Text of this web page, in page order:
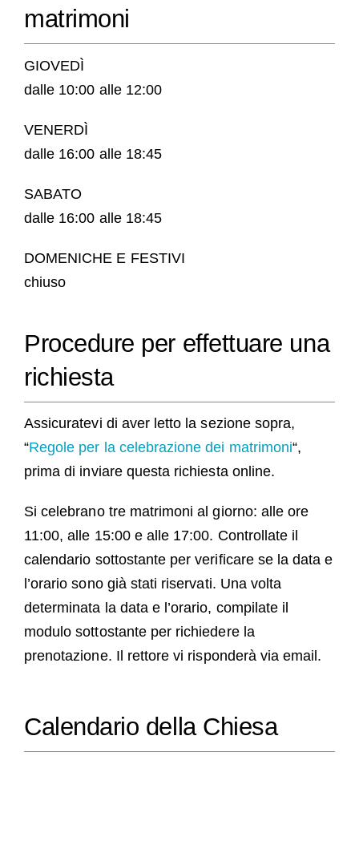
matrimoni
GIOVEDÌ
dalle 10:00 alle 12:00
VENERDÌ
dalle 16:00 alle 18:45
SABATO
dalle 16:00 alle 18:45
DOMENICHE E FESTIVI
chiuso
Procedure per effettuare una
richiesta
Assicuratevi di aver letto la sezione sopra,
“Regole per la celebrazione dei matrimoni“,
prima di inviare questa richiesta online.
Si celebrano tre matrimoni al giorno: alle ore
11:00, alle 15:00 e alle 17:00. Controllate il
calendario sottostante per verificare se la data e
l’orario sono già stati riservati. Una volta
determinata la data e l’orario, compilate il
modulo sottostante per richiedere la
prenotazione. Il rettore vi risponderà via email.
Calendario della Chiesa